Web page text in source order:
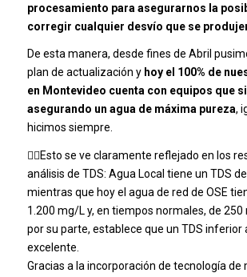
procesamiento para asegurarnos la
corregir cualquier desvío que se
De esta manera, desde fines de Abril
plan de actualización y hoy el 100% de
en Montevideo cuenta con equipos que
asegurando un agua de máxima pureza,
hicimos siempre.
👉🏼Esto se ve claramente reflejado en los
análisis de TDS: Agua Local tiene un TDS
mientras que hoy el agua de red de OSE
1.200 mg/L y, en tiempos normales, de 250
por su parte, establece que un TDS inferior
excelente.
Gracias a la incorporación de tecnología de